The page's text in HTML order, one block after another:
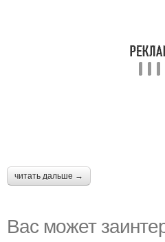
читать дальше →
Вас может